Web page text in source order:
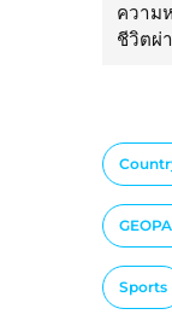
ความ
ชีวิตผ่
Sports